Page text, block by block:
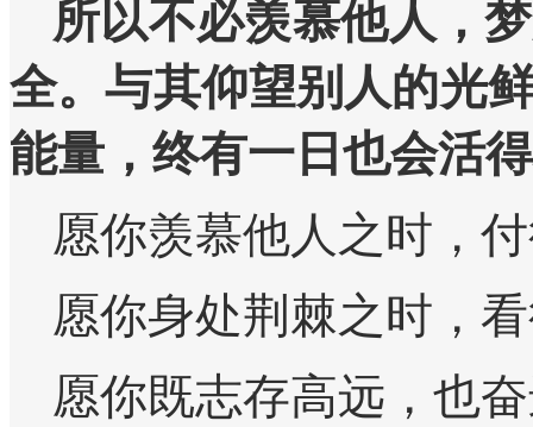
所以不必羡慕他人，
全。与其仰望别人的光
能量，终有一日也会活
愿你羡慕他人之时，
愿你身处荆棘之时，
愿你既志存高远，也